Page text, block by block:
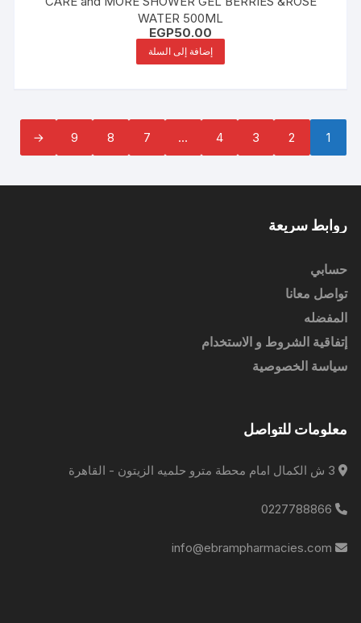
WATER 500ML
EGP50.00
إضافة إلى السلة
1
2
3
4
…
7
8
9
←
روابط سريعة
حسابي
تواصل معانا
المفضله
إتفاقية الشروط و الاستخدام
سياسة الخصوصية
معلومات للتواصل